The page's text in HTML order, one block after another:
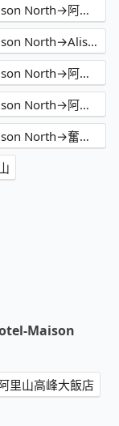
台北馥敦-馥寓 Taipei Fullerton Hotel-Maison North→阿里山賓館
台北馥敦-馥寓 Taipei Fullerton Hotel-Maison North→Alishan Hotel
台北馥敦-馥寓 Taipei Fullerton Hotel-Maison North→阿里山國家森林遊樂區
台北馥敦-馥寓 Taipei Fullerton Hotel-Maison North→阿里山英迪格酒店
台北馥敦-馥寓 Taipei Fullerton Hotel-Maison North→奮起湖
Maison
里山高峰大飯店